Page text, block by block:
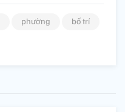
phường
bố trí